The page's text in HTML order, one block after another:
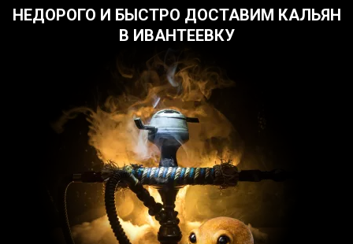
НЕДОРОГО И БЫСТРО ДОСТАВИМ КАЛЬЯН
В ИВАНТЕЕВКУ